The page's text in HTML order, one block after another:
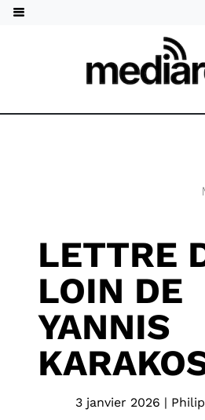
LETTRE
LOIN DE
YANNIS
3 janvier 2026 |